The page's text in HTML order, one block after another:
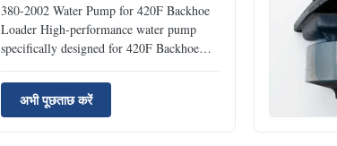
380-2002 Water Pump for 420F Backhoe
Loader High-performance water pump
specifically designed for 420F Backhoe
cooling system performance and reliability.
Product Specifications Product Name
Water Pump Engine Model 420F Type
अभी पूछताछ करें